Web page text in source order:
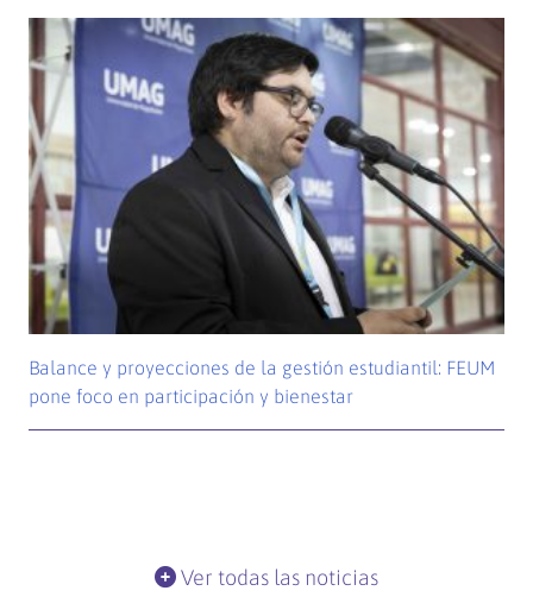
Balance y proyecciones de la gestión estudiantil: FEUM
pone foco en participación y bienestar
Ver todas las noticias